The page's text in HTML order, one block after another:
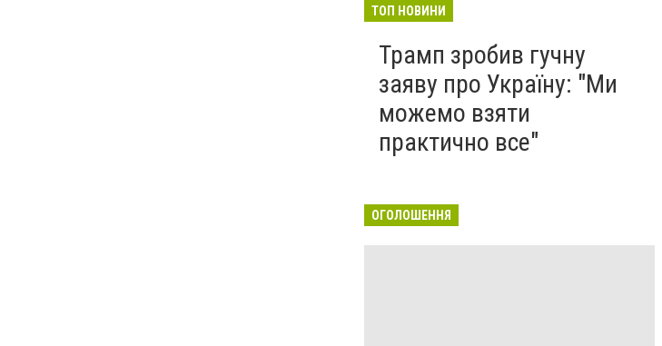
ТОП НОВИНИ
Трамп зробив гучну
заяву про Україну: "Ми
можемо взяти
практично все"
ОГОЛОШЕННЯ